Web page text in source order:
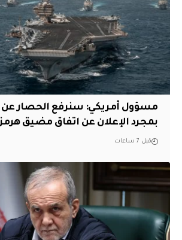
مسؤول أمريكي: سنرفع الحصار عن
بمجرد الإعلان عن اتفاق مضيق هرمز
قبل 7 ساعات